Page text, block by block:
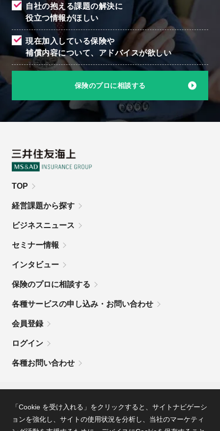
自社の抱える課題の解決に
役立つ情報がほしい
現在加入している保険や
補償内容について、 アドバイスが欲しい
保険のプロに相談する
TOP
経営課題から探す
ビジネスニュース
セミナー情報
インタビュー
保険のプロに相談する
各種サービスの申し込み・お問い合わせ
会員登録
ログイン
各種お問い合わせ
MSコンパスとは
利用規約
「Cookie を受け入れる」をクリックすると、サイトナビゲーシ
ョンを強化し、サイトの使用状況を分析し、 当社のマーケティ